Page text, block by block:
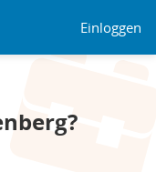
Einloggen